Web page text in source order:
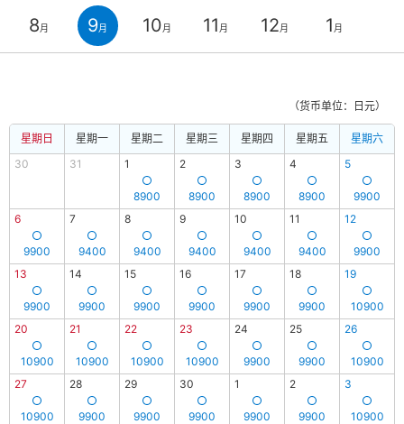
8月 9月 10月 11 月 12月 1 月
（货币单位：日元）
星期日 星期一 星期二 星期三 星期四 星期五
星期六
30
31 1
8900
2
8900
3
8900
4
8900
5
9900
6
9900
7
9400
8
9400
9
9400
10
9400
11
9400
12
9900
13
9900
14
9900
15
9900
16
9900
17
9900
18
9900
19
10900
20
10900
21
10900
22
10900
23
10900
24
9900
25
9900
26
10900
27
10900
28
9900
29
9900
30
9900
1
9900
2
9900
3
10900